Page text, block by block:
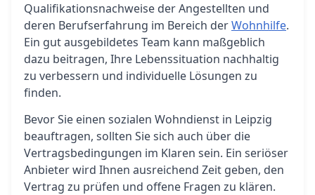
Qualifikationsnachweise der Angestellten und
deren Berufserfahrung im Bereich derWohnhilfe.
Ein gut ausgebildetes Team kann maßgeblich
dazu beitragen, Ihre Lebenssituation nachhaltig
zu verbessern und individuelle Lösungen zu
finden.
Bevor Sie einen sozialen Wohndienst in Leipzig
beauftragen, sollten Sie sich auch über die
Vertragsbedingungen im Klaren sein. Ein seriöser
Anbieter wird Ihnen ausreichend Zeit geben, den
Vertrag zu prüfen und offene Fragen zu klären.